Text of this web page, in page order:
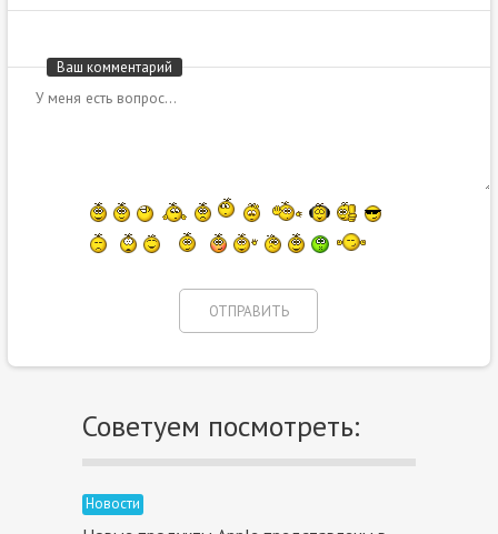
Ваш комментарий
Советуем посмотреть:
Новости